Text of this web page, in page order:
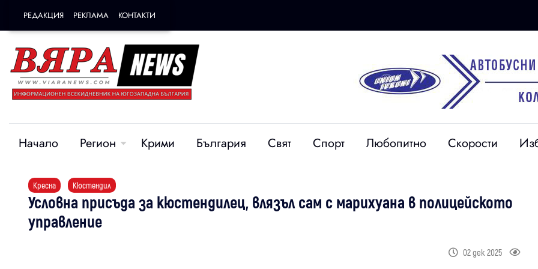
РЕДАКЦИЯ РЕКЛАМА КОНТАКТИ
Начало Регион Крими България Свят Спорт Любопитно Скорости
Кресна Кюстендил
Условна присъда за кюстендилец, влязъл сам с марихуана в полицейското
управление
02 дек 2025